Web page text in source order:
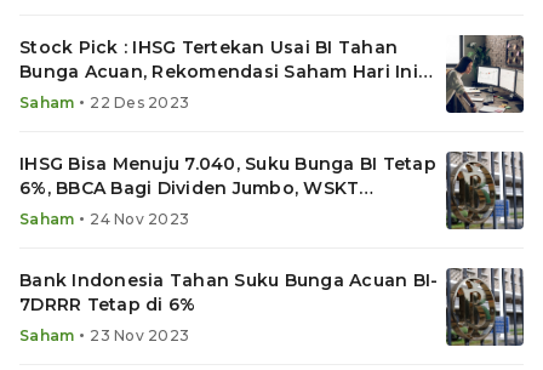
Stock Pick : IHSG Tertekan Usai BI Tahan
Bunga Acuan, Rekomendasi Saham Hari Ini
HMSP, SMRA & ICBP
Saham • 22 Des 2023
IHSG Bisa Menuju 7.040, Suku Bunga BI Tetap
6%, BBCA Bagi Dividen Jumbo, WSKT
Terancam Delisting
Saham • 24 Nov 2023
Bank Indonesia Tahan Suku Bunga Acuan BI-
7DRRR Tetap di 6%
Saham • 23 Nov 2023